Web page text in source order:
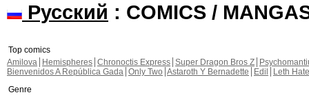
Русский : COMICS /
Top comics
Amilova
Hemispheres Chronoctis Express Super Dragon Bros Z
Bienvenidos A República Gada Only Two Astaroth Y Bernadette Edil
Leth Hate
Genre